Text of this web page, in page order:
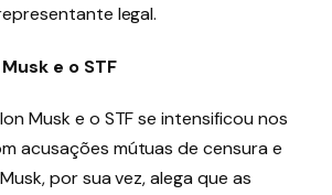
legal.
e o STF
Musk e o STF se intensificou nos
acusações mútuas de censura e
por sua vez, alega que as